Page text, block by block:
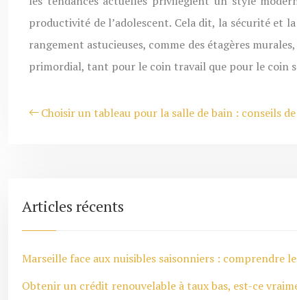
productivité de l’adolescent. Cela dit, la sécurité et
rangement astucieuses, comme des étagères
primordial, tant pour le coin travail que pour le coin
Choisir un tableau pour la salle de bain : conseils
Articles récents
Marseille face aux nuisibles saisonniers : comprendre
Obtenir un crédit renouvelable à taux bas, est-ce